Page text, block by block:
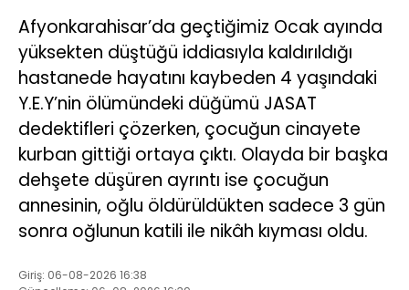
Afyonkarahisar’da geçtiğimiz Ocak ayında
yüksekten düştüğü iddiasıyla kaldırıldığı
hastanede hayatını kaybeden 4 yaşındaki
Y.E.Y’nin ölümündeki düğümü JASAT
dedektifleri çözerken, çocuğun cinayete
kurban gittiği ortaya çıktı. Olayda bir başka
dehşete düşüren ayrıntı ise çocuğun
annesinin, oğlu öldürüldükten sadece 3 gün
sonra oğlunun katili ile nikâh kıyması oldu.
Giriş: 06-08-2026 16:38